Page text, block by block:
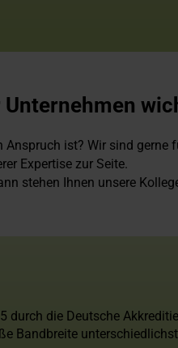
ist? Wir sind gerne
Expertise zur Seite.
stehen Ihnen unsere
durch die Deutsche
Bandbreite